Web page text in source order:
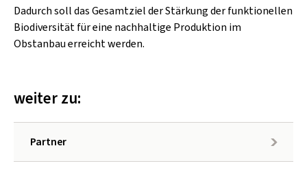
Dadurch soll das Gesamtziel der Stärkung der funktionellen
Biodiversität für eine nachhaltige Produktion im
Obstanbau erreicht werden.
weiter zu:
Partner